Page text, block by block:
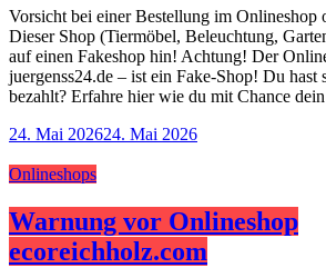
Vorsicht bei einer Bestellung im Onlineshop
Dieser Shop (Tiermöbel, Beleuchtung,
auf einen Fakeshop hin! Achtung! Der
juergenss24.de – ist ein Fake-Shop! Du hast
bezahlt? Erfahre hier wie du mit Chance
24. Mai 202624. Mai 2026
Onlineshops
Warnung vor Onlineshop
ecoreichholz.com